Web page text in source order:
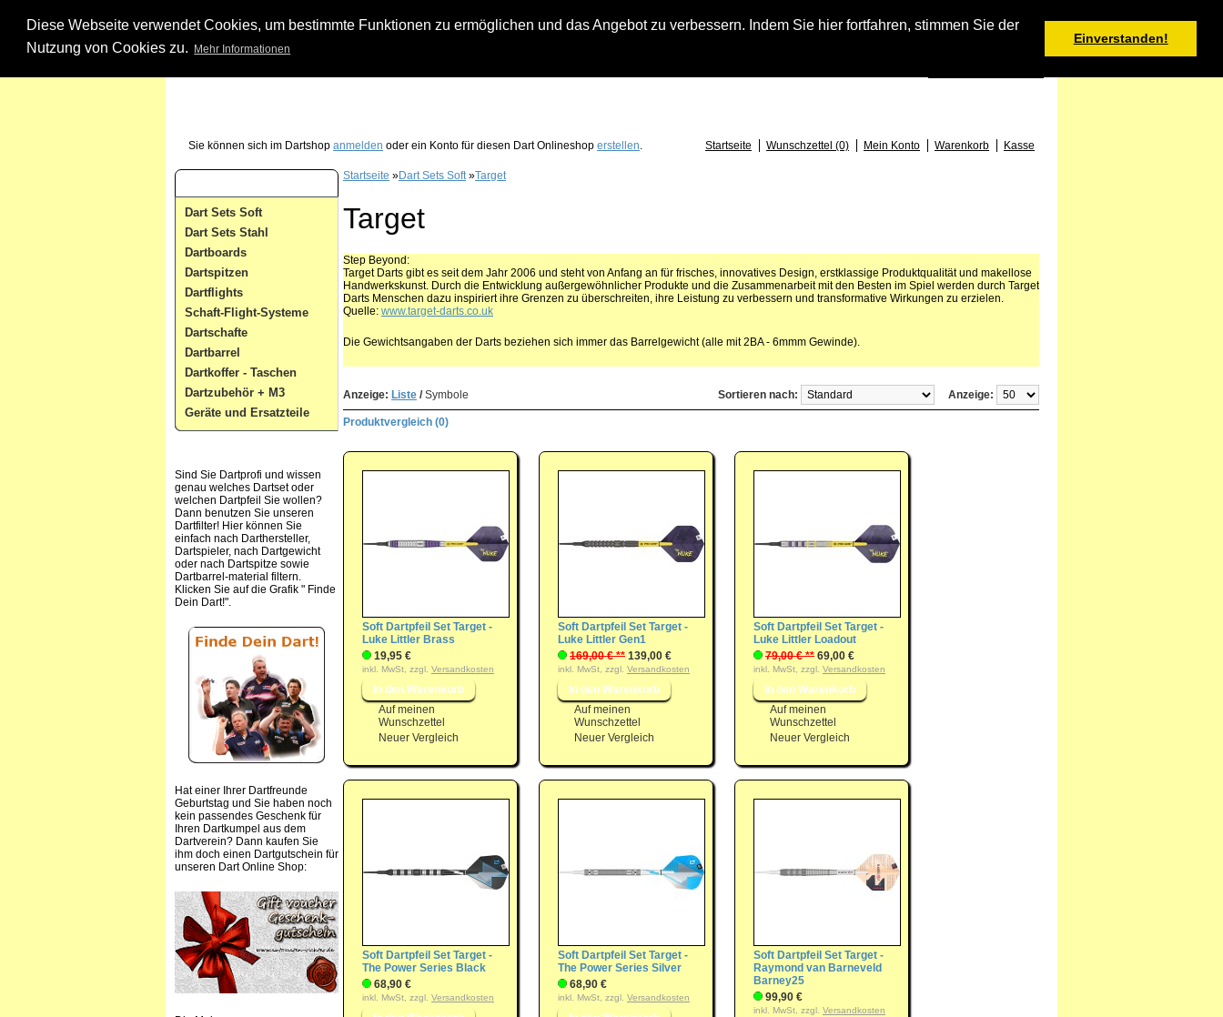
Diese Webseite verwendet Cookies, um bestimmte Funktionen zu ermöglichen und das Angebot zu verbessern. Indem Sie hier fortfahren, stimmen Sie der
Nutzung von Cookies zu.
Mehr Informationen
Einverstanden!
Warenkorb
Sie können sich im Dartshop anmelden oder ein Konto für diesen Dart Onlineshop erstellen. Startseite Wunschzettel (0) Mein Konto Warenkorb Kasse
Dart Sets Soft
Dart Sets Stahl
Dartboards
Dartspitzen
Dartflights
Schaft-Flight-Systeme
Dartschafte
Dartbarrel
Dartkoffer - Taschen
Dartzubehör + M3
Geräte und Ersatzteile
Sind Sie Dartprofi und wissen
genau welches Dartset oder
welchen Dartpfeil Sie wollen?
Dann benutzen Sie unseren
Dartfilter! Hier können Sie
einfach nach Darthersteller,
Dartspieler, nach Dartgewicht
oder nach Dartspitze sowie
Dartbarrel-material filtern.
Klicken Sie auf die Grafik " Finde
Dein Dart!".
Hat einer Ihrer Dartfreunde
Geburtstag und Sie haben noch
kein passendes Geschenk für
Ihren Dartkumpel aus dem
Dartverein? Dann kaufen Sie
ihm doch einen Dartgutschein für
unseren Dart Online Shop:
Startseite »Dart Sets Soft»Target
Target
Step Beyond:
Target Darts gibt es seit dem Jahr 2006 und steht von Anfang an für frisches, innovatives Design, erstklassige Produktqualität und makellose
Handwerkskunst. Durch die Entwicklung außergewöhnlicher Produkte und die Zusammenarbeit mit den Besten im Spiel werden durch Target
Darts Menschen dazu inspiriert ihre Grenzen zu überschreiten, ihre Leistung zu verbessern und transformative Wirkungen zu erzielen.
Quelle: www.target-darts.co.uk
Die Gewichtsangaben der Darts beziehen sich immer das Barrelgewicht (alle mit 2BA - 6mmm Gewinde).
Anzeige: Liste /Symbole Anzeige:
Sortieren nach:
Produktvergleich (0)
Soft Dartpfeil Set Target -
Luke Littler Brass
19,95 €
inkl. MwSt, zzgl. Versandkosten
Auf meinen
Wunschzettel
Neuer Vergleich
Soft Dartpfeil Set Target -
Luke Littler Gen1
169,00 € ** 139,00 €
inkl. MwSt, zzgl. Versandkosten
Auf meinen
Wunschzettel
Neuer Vergleich
Soft Dartpfeil Set Target -
Luke Littler Loadout
79,00 € ** 69,00 €
inkl. MwSt, zzgl. Versandkosten
Auf meinen
Wunschzettel
Neuer Vergleich
Soft Dartpfeil Set Target -
The Power Series Black
68,90 €
inkl. MwSt, zzgl. Versandkosten
Soft Dartpfeil Set Target -
The Power Series Silver
68,90 €
inkl. MwSt, zzgl. Versandkosten
Soft Dartpfeil Set Target -
Raymond van Barneveld
Barney25
99,90 €
inkl. MwSt, zzgl. Versandkosten